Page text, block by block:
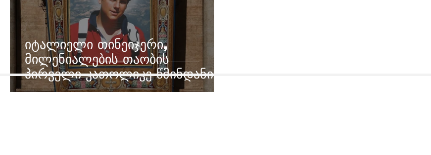
იტალიელი თინეიჯერი,
მილენიალების თაობის
პირველი კათოლიკე წმინდანი
გახდება